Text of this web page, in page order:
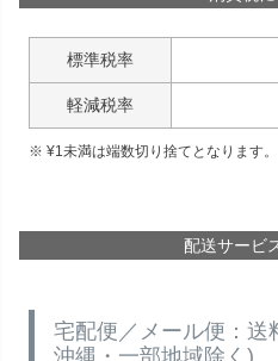
標準税率
軽減税率
¥1未満は端数切り捨てとなります。
配送サービ
宅配便／メール便：送